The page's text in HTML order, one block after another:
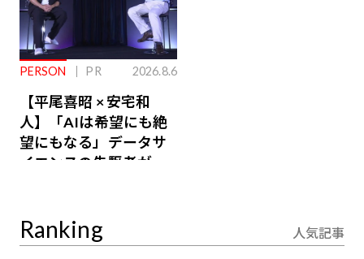
PERSON PR 2026.8.6
【平尾喜昭 × 安宅和
人】「AIは希望にも絶
望にもなる」データサ
イエンスの先駆者が語
Ranking 人気記事